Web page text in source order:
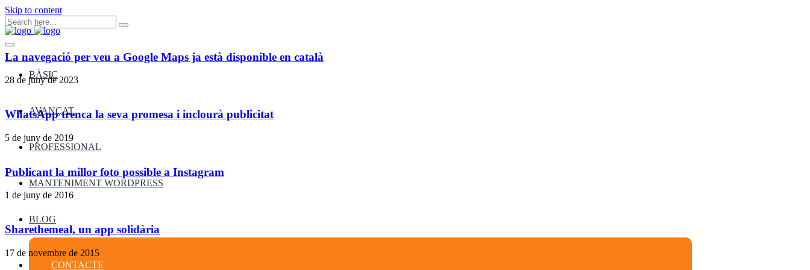
Skip to content
BÀSIC
AVANÇAT
PROFESSIONAL
MANTENIMENT WORDPRESS
BLOG
CONTACTE
La navegació per veu a Google Maps ja està disponible en català
28 de juny de 2023
WhatsApp trenca la seva promesa i inclourà publicitat
5 de juny de 2019
Publicant la millor foto possible a Instagram
1 de juny de 2016
Sharethemeal, un app solidària
17 de novembre de 2015